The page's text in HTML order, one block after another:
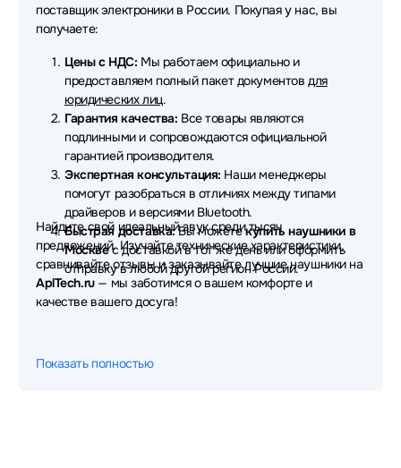
Наушники CROWN micro Наушники Ttec
Наушники Redmi Наушники Dunu
Наушники OnePlus Наушники Fanvil
Наушники Aula Наушники Nuroum
Наушники Thermaltake Наушники TWS
Наушники AVTech Наушники Ritmix
Наушники Microlab Наушники Patriot
Наушники MSI Наушники Hama
поставщик электроники в России. Покупая у нас, вы
получаете:
Цены с НДС: Мы работаем официально и
предоставляем полный пакет документовдля
юридических лиц.
Гарантия качества: Все товары являются
подлинными и сопровождаются официальной
гарантией производителя.
Экспертная консультация: Наши менеджеры
помогут разобраться в отличиях между типами
драйверов и версиями Bluetooth.
Быстрая доставка:Вы можетекупить наушники в
Москвес доставкой в тот же день или оформить
отправку в любой другой регион России.
Найдите свой идеальный звук среди тысяч
предложений. Изучайте технические характеристики,
сравнивайте отзывы и заказывайте лучшие наушники на
AplTech.ru— мы заботимся о вашем комфорте и
качестве вашего досуга!
Показать полностью